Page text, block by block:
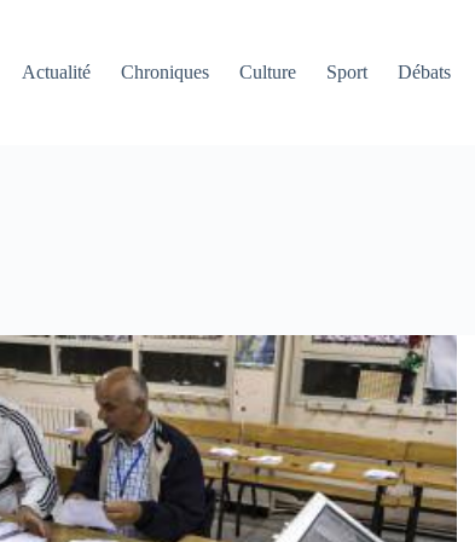
Actualité
Chroniques Culture Sport Débats